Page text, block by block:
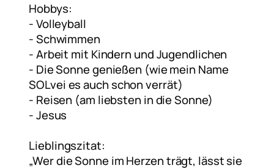
Hobbys:
-⁠ ⁠Volleyball
-⁠ ⁠Schwimmen
-⁠ ⁠Arbeit mit Kindern und Jugendlichen
-⁠ ⁠Die Sonne genießen (wie mein Name
SOLvei es auch schon verrät)
-⁠ ⁠Reisen (am liebsten in die Sonne)
-⁠ ⁠Jesus
Lieblingszitat:
„Wer die Sonne im Herzen trägt, lässt sie